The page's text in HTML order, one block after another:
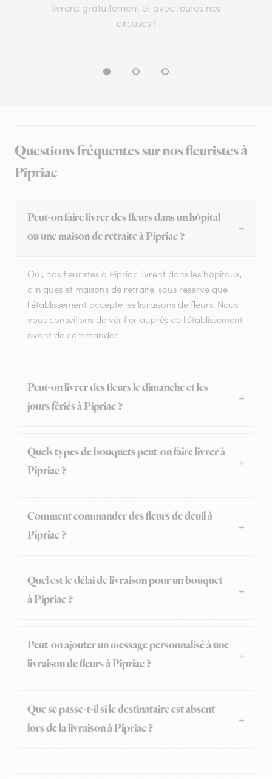
livrons gratuitement et avec toutes nos
excuses !
Questions fréquentes sur nos fleuristes à
Pipriac
Peut-on faire livrer des fleurs dans un hôpital
ou une maison de retraite à Pipriac ?
Oui, nos fleuristes à Pipriac livrent dans les hôpitaux,
cliniques et maisons de retraite, sous réserve que
l'établissement accepte les livraisons de fleurs. Nous
vous conseillons de vérifier auprès de l'établissement
avant de commander.
Peut-on livrer des fleurs le dimanche et les
jours fériés à Pipriac ?
Quels types de bouquets peut-on faire livrer à
Pipriac ?
Comment commander des fleurs de deuil à
Pipriac ?
Quel est le délai de livraison pour un bouquet
à Pipriac ?
Peut-on ajouter un message personnalisé à une
livraison de fleurs à Pipriac ?
Que se passe-t-il si le destinataire est absent
lors de la livraison à Pipriac ?